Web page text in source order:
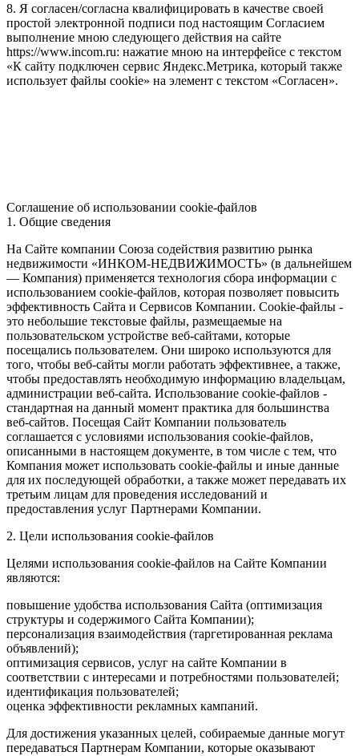
8. Я согласен/согласна квалифицировать в качестве своей
простой электронной подписи под настоящим Согласием
выполнение мною следующего действия на сайте
https://www.incom.ru: нажатие мною на интерфейсе с текстом
«К сайту подключен сервис Яндекс.Метрика, который также
использует файлы cookie» на элемент с текстом «Согласен».
Соглашение об использовании cookie-файлов
1. Общие сведения
На Сайте компании Союза содействия развитию рынка
недвижимости «ИНКОМ-НЕДВИЖИМОСТЬ» (в дальнейшем
— Компания) применяется технология сбора информации с
использованием cookie-файлов, которая позволяет повысить
эффективность Сайта и Сервисов Компании. Сookie-файлы -
это небольшие текстовые файлы, размещаемые на
пользовательском устройстве веб-сайтами, которые
посещались пользователем. Они широко используются для
того, чтобы веб-сайты могли работать эффективнее, а также,
чтобы предоставлять необходимую информацию владельцам,
администрации веб-сайта. Использование cookie-файлов -
стандартная на данный момент практика для большинства
веб-сайтов. Посещая Сайт Компании пользователь
соглашается с условиями использования cookie-файлов,
описанными в настоящем документе, в том числе с тем, что
Компания может использовать cookie-файлы и иные данные
для их последующей обработки, а также может передавать их
третьим лицам для проведения исследований и
предоставления услуг Партнерами Компании.
2. Цели использования cookie-файлов
Целями использования cookie-файлов на Сайте Компании
являются:
повышение удобства использования Сайта (оптимизация
структуры и содержимого Сайта Компании);
персонализация взаимодействия (таргетированная реклама
объявлений);
оптимизация сервисов, услуг на сайте Компании в
соответствии с интересами и потребностями пользователей;
идентификация пользователей;
оценка эффективности рекламных кампаний.
Для достижения указанных целей, собираемые данные могут
передаваться Партнерам Компании, которые оказывают